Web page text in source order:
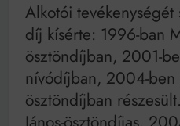
Alkotói
díj kísérte: 1996-ban
ösztöndíjban, 2001-
nívódíjban, 2004-ben
ösztöndíjban